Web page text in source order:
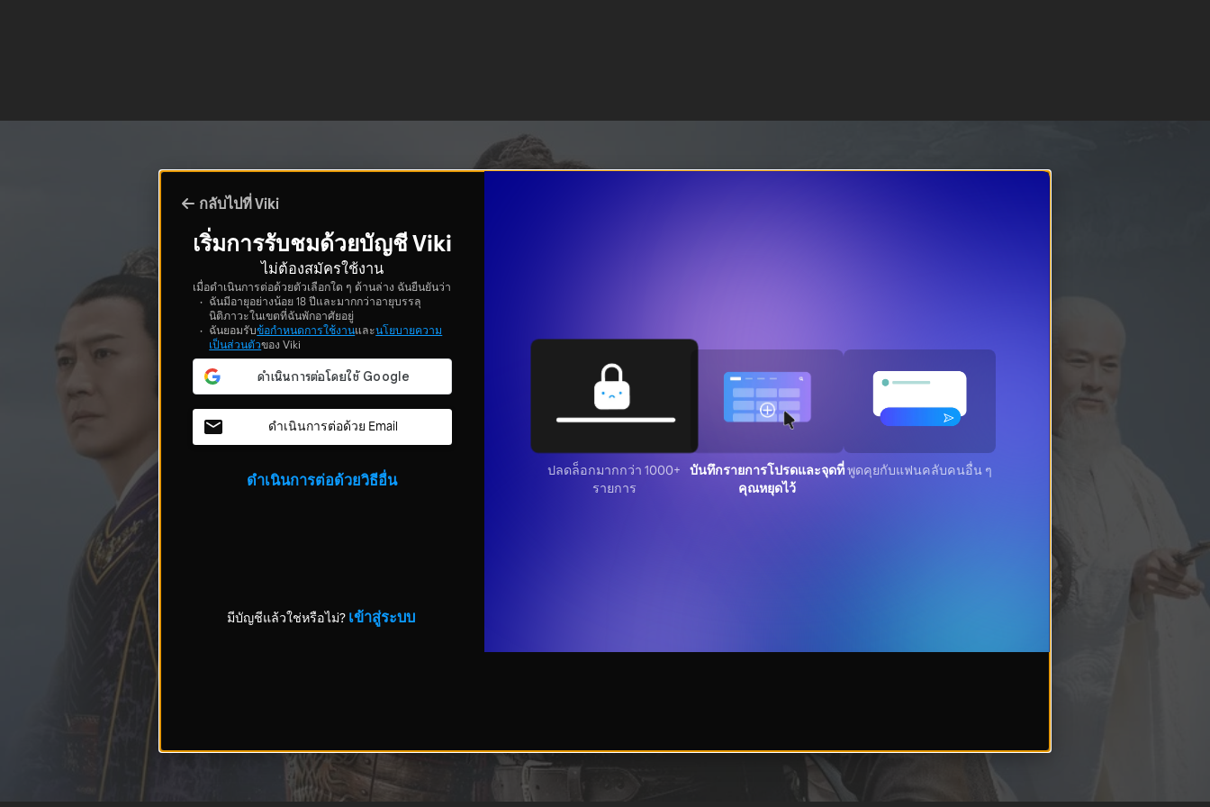
กลับไปที่ Viki
เริ่มการรับชมด้วยบัญชี Viki
ไม่ต้องสมัครใช้งาน
เมื่อดำเนินการต่อด้วยตัวเลือกใด ๆ ด้านล่าง ฉันยืนยันว่า
ฉันมีอายุอย่างน้อย 18 ปีและมากกว่าอายุบรรลุ
นิติภาวะในเขตที่ฉันพักอาศัยอยู่
ฉันยอมรับข้อกำหนดการใช้งานและนโยบายความ
เป็นส่วนตัวของ Viki
ดำเนินการต่อด้วย Email
ดำเนินการต่อด้วยวิธีอื่น
มีบัญชีแล้วใช่หรือไม่? เข้าสู่ระบบ
ปลดล็อกมากกว่า 1000+
รายการ
บันทึกรายการโปรดและจุดที่
คุณหยุดไว้
พูดคุยกับแฟนคลับคนอื่น ๆ